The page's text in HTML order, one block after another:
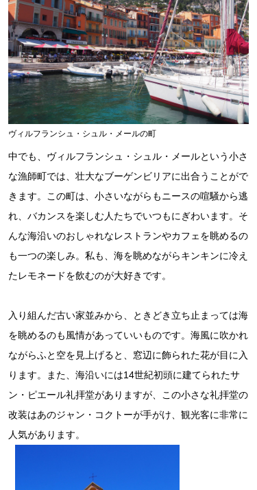
ヴィルフランシュ・シュル・メールの町
中でも、ヴィルフランシュ・シュル・メールという小さ
な漁師町では、壮大なブーゲンビリアに出合うことがで
きます。この町は、小さいながらもニースの喧騒から逃
れ、バカンスを楽しむ人たちでいつもにぎわいます。そ
んな海沿いのおしゃれなレストランやカフェを眺めるの
も一つの楽しみ。私も、海を眺めながらキンキンに冷え
たレモネードを飲むのが大好きです。
入り組んだ古い家並みから、ときどき立ち止まっては海
を眺めるのも風情があっていいものです。海風に吹かれ
ながらふと空を見上げると、窓辺に飾られた花が目に入
ります。また、海沿いには14世紀初頭に建てられたサ
ン・ピエール礼拝堂がありますが、この小さな礼拝堂の
改装はあのジャン・コクトーが手がけ、観光客に非常に
人気があります。